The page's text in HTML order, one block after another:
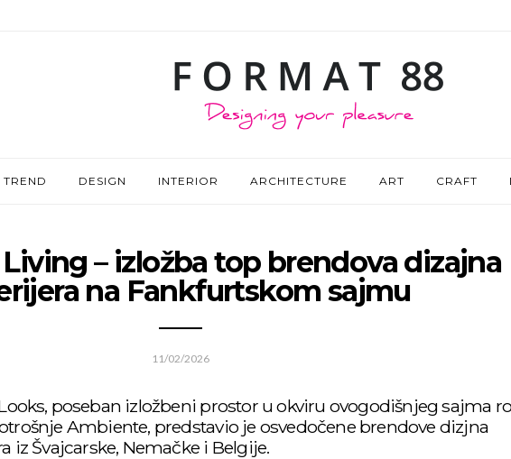
TREND DESIGN INTERIOR ARCHITECTURE ART CRAFT
– izložba top brendova dizajna
na Fankfurtskom sajmu
11/02/2026
poseban izložbeni prostor u okviru ovogodišnjeg sajma
Ambiente, predstavio je osvedočene brendove dizjna
iz Švajcarske, Nemačke i Belgije.